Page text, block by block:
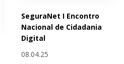
SeguraNet I Encontro
Nacional de Cidadania
Digital
08.04.25